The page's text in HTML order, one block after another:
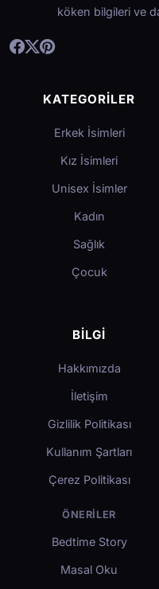
köken bilgileri ve
KATEGORILER
Erkek İsimleri
Kız İsimleri
Unisex İsimler
Kadın
Sağlık
Çocuk
BILGI
Hakkımızda
İletişim
Gizlilik Politikası
Kullanım Şartları
Çerez Politikası
ÖNERILER
Bedtime Story
Masal Oku